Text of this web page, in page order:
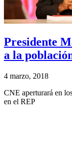
Presidente
a la
4 marzo, 2018
CNE aperturará en
en el REP